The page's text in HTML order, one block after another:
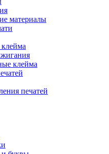
материалы
клейма
печатей